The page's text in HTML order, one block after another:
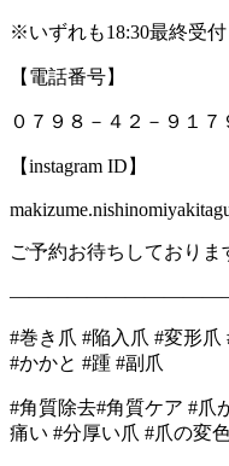
※いずれも18:30最終受付
【電話番号】
０７９８－４２－９１７
【instagram ID】
ご予約お待ちしておりま
#巻き爪 #陥入爪 #変形爪
#かかと #踵 #副爪
#角質除去#角質ケア #爪
痛い #分厚い爪 #爪の変